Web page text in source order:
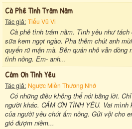
Cà Phê Tình Trăm Năm
Tác giả: Tiểu Vũ Vi
Cà phê tình trăm năm. Tình yêu như
sữa kem ngọt ngào. Pha thêm chút anh
quyến rũ mặn mà. Bên quán nhỏ vẫn dòng
tình nồng. Em- anh...
Cám Ơn Tình Yêu
Tác giả: Ngược Miền Thương Nhớ
Có những điều không thể nói bằng lời.
người khác. CÁM ƠN TÌNH YÊU. Vai mình
của người yêu chút ấm nồng. Gửi vội cho
gió đượm niềm...